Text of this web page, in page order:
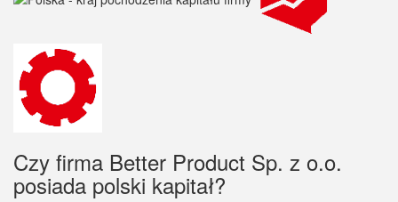
Czy firma Better Product Sp. z o.o.
posiada polski kapitał?